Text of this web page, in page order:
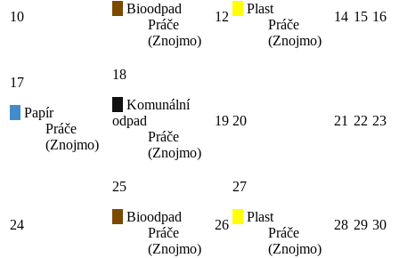
10
Bioodpad
Práče
(Znojmo)
12
Plast
Práče
(Znojmo)
14 15 16
17
Papír
Práče
(Znojmo)
18
Komunální
odpad
Práče
(Znojmo)
19 20 21 22 23
24
25
Bioodpad
Práče
(Znojmo)
26
27
Plast
Práče
(Znojmo)
28 29 30